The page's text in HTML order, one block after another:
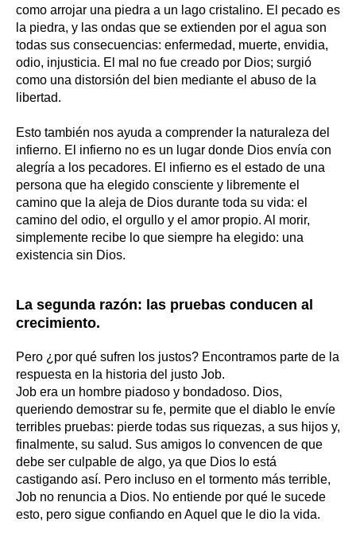
como arrojar una piedra a un lago cristalino. El pecado es
la piedra, y las ondas que se extienden por el agua son
todas sus consecuencias: enfermedad, muerte, envidia,
odio, injusticia. El mal no fue creado por Dios; surgió
como una distorsión del bien mediante el abuso de la
libertad.
Esto también nos ayuda a comprender la naturaleza del
infierno. El infierno no es un lugar donde Dios envía con
alegría a los pecadores. El infierno es el estado de una
persona que ha elegido consciente y libremente el
camino que la aleja de Dios durante toda su vida: el
camino del odio, el orgullo y el amor propio. Al morir,
simplemente recibe lo que siempre ha elegido: una
existencia sin Dios.
La segunda razón: las pruebas conducen al
crecimiento.
Pero ¿por qué sufren los justos? Encontramos parte de la
respuesta en la historia del justo Job.
Job era un hombre piadoso y bondadoso. Dios,
queriendo demostrar su fe, permite que el diablo le envíe
terribles pruebas: pierde todas sus riquezas, a sus hijos y,
finalmente, su salud. Sus amigos lo convencen de que
debe ser culpable de algo, ya que Dios lo está
castigando así. Pero incluso en el tormento más terrible,
Job no renuncia a Dios. No entiende por qué le sucede
esto, pero sigue confiando en Aquel que le dio la vida.